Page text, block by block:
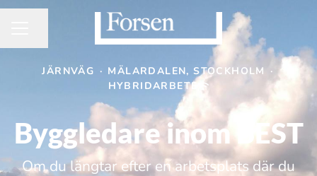
JÄRNVÄG · MÄLARDALEN, STOCKHOLM ·
HYBRIDARBETE
Byggledare inom BEST
Om du längtar efter en arbetsplats där du